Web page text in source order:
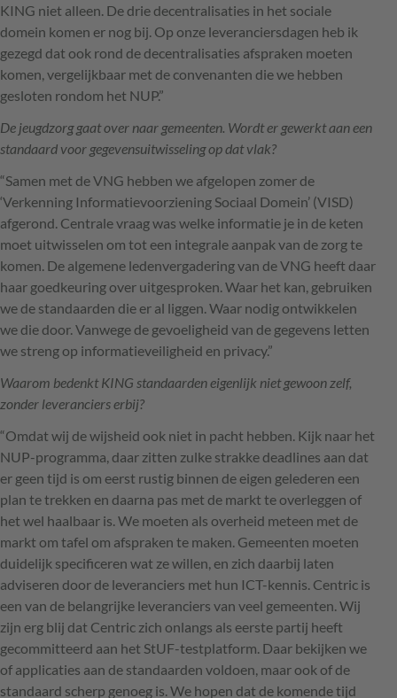
KING niet alleen. De drie decentralisaties in het sociale
domein komen er nog bij. Op onze leveranciersdagen heb ik
gezegd dat ook rond de decentralisaties afspraken moeten
komen, vergelijkbaar met de convenanten die we hebben
gesloten rondom het NUP.”
De jeugdzorg gaat over naar gemeenten. Wordt er gewerkt aan een
standaard voor gegevensuitwisseling op dat vlak?
“Samen met deVNG hebben we afgelopen zomer de
‘Verkenning Informatievoorziening Sociaal Domein’ (VISD)
afgerond. Centrale vraag was welke informatie je in de keten
moet uitwisselen om tot een integrale aanpak van de zorg te
komen. De algemene ledenvergadering van deVNG heeft daar
haar goedkeuring over uitgesproken. Waar het kan, gebruiken
we de standaarden die er al liggen. Waar nodig ontwikkelen
we die door. Vanwege de gevoeligheid van de gegevens letten
we streng op informatieveiligheid en privacy.”
Waarom bedenktKING standaarden eigenlijk niet gewoon zelf,
zonder leveranciers erbij?
“Omdat wij de wijsheid ook niet in pacht hebben. Kijk naar het
NUP-programma, daar zitten zulke strakke deadlines aan dat
er geen tijd is om eerst rustig binnen de eigen gelederen een
plan te trekken en daarna pas met de markt te overleggen of
het wel haalbaar is. We moeten als overheid meteen met de
markt om tafel om afspraken te maken. Gemeenten moeten
duidelijk specificeren wat ze willen, en zich daarbij laten
adviseren door de leveranciers met hun ICT-kennis. Centric is
een van de belangrijke leveranciers van veel gemeenten. Wij
zijn erg blij dat Centric zich onlangs als eerste partij heeft
gecommitteerd aan het StUF-testplatform. Daar bekijken we
of applicaties aan de standaarden voldoen, maar ook of de
standaard scherp genoeg is. We hopen dat de komende tijd